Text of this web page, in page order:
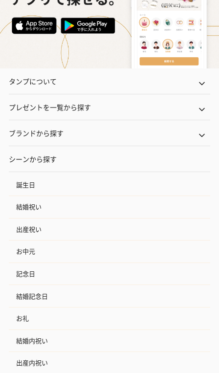
タンプについて
プレゼントを一覧から探す
ブランドから探す
シーンから探す
誕生日
結婚祝い
出産祝い
お中元
記念日
結婚記念日
お礼
結婚内祝い
出産内祝い